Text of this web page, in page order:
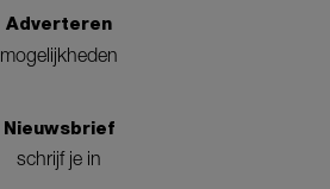
Adverteren
mogelijkheden
Nieuwsbrief
schrijf je in